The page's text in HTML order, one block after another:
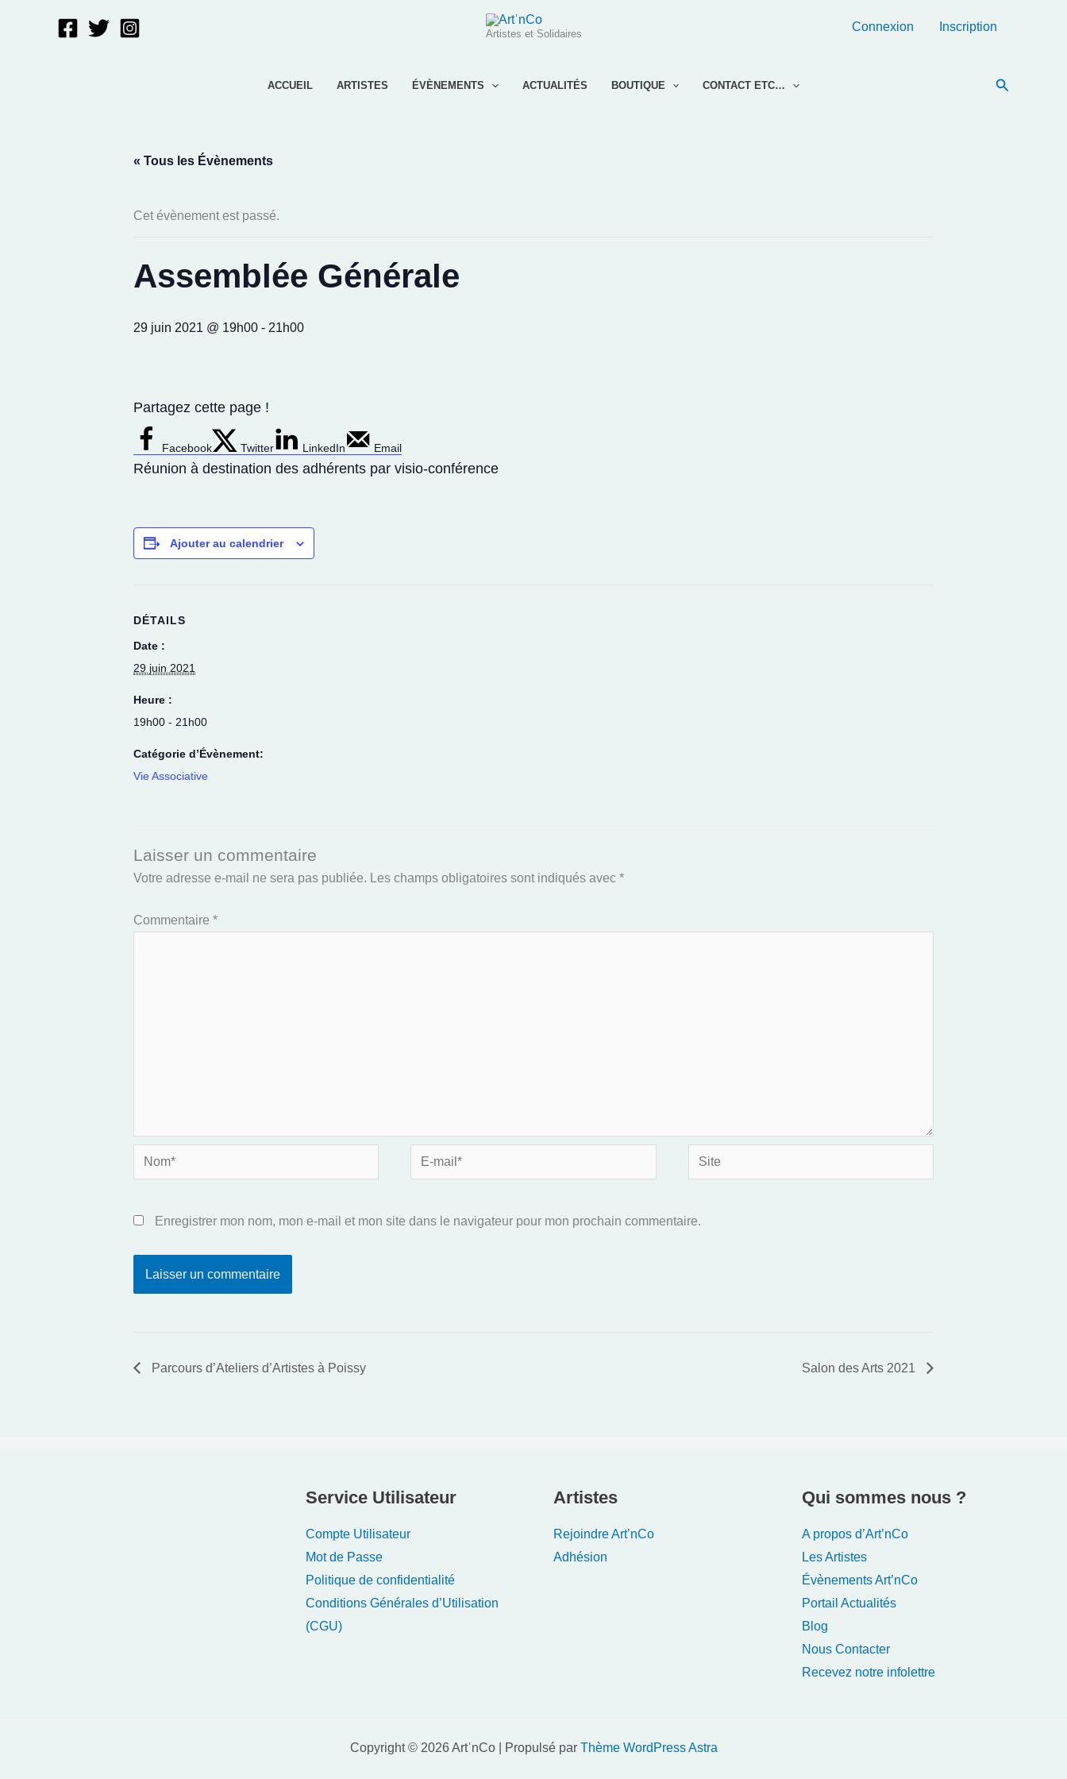
Artistes et Solidaires
Connexion Inscription
ACCUEIL ARTISTES ÉVÈNEMENTS ACTUALITÉS BOUTIQUE CONTACT ETC…
« Tous les Évènements
Cet évènement est passé.
Assemblée Générale
29 juin 2021 @ 19h00 - 21h00
Partagez cette page !
Facebook Twitter LinkedIn Email
Réunion à destination des adhérents par visio-conférence
Ajouter au calendrier
DÉTAILS
Date :
29 juin 2021
Heure :
19h00 - 21h00
Catégorie d’Évènement:
Vie Associative
Laisser un commentaire
Votre adresse e-mail ne sera pas publiée. Les champs obligatoires sont indiqués avec *
Commentaire *
Nom*
E-
mail*
Site
Enregistrer mon nom, mon e-mail et mon site dans le navigateur pour mon prochain commentaire.
Parcours d’Ateliers d’Artistes à Poissy Salon des Arts 2021
Service Utilisateur
Compte Utilisateur
Mot de Passe
Politique de confidentialité
Conditions Générales d’Utilisation
(CGU)
Artistes
Rejoindre Art’nCo
Adhésion
Qui sommes nous ?
A propos d’Art’nCo
Les Artistes
Évènements Art’nCo
Portail Actualités
Blog
Nous Contacter
Recevez notre infolettre
Copyright © 2026 ArtˈnCo | Propulsé par Thème WordPress Astra